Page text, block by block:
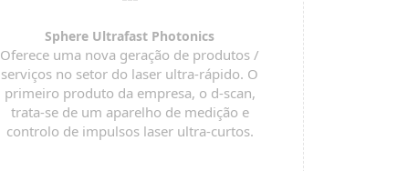
Sphere Ultrafast Photonics
Oferece uma nova geração de produtos /
serviços no setor do laser ultra-rápido. O
primeiro produto da empresa, o d-scan,
trata-se de um aparelho de medição e
controlo de impulsos laser ultra-curtos.